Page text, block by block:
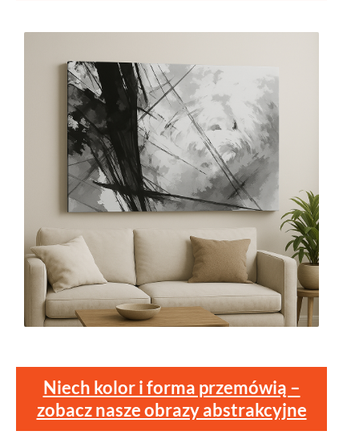
Niech kolor i forma przemówią –
zobacz nasze obrazy abstrakcyjne